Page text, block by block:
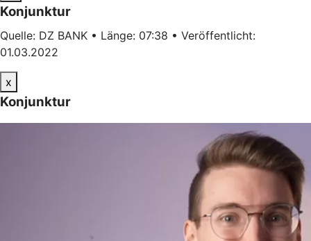
Konjunktur
Quelle: DZ BANK • Länge: 07:38 • Veröffentlicht:
01.03.2022
x
Konjunktur